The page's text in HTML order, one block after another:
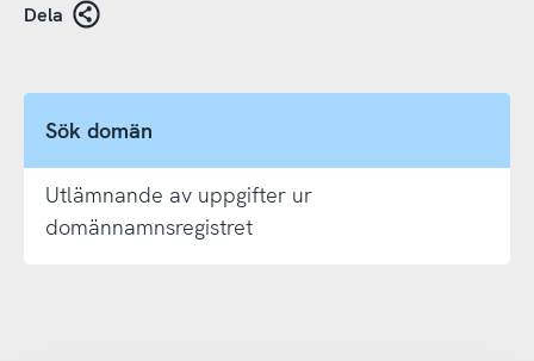
Dela
Sök domän
Utlämnande av uppgifter ur
domännamnsregistret